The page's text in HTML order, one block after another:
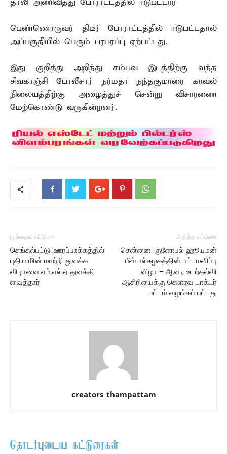
தாலி அணிவித்து போராட்டத்தில் ஈடுபட்டார்
பெண்ணொருவர் திடீர் போராட்டத்தில் ஈடுபட்டதால்
அப்பகுதியில் பெரும் பரபரப்பு ஏற்பட்டது.
இது குறித்து அறிந்து சம்பவ இடத்திற்கு வந்த
சிவகாஞ்சி போலீசார் நர்மதா நந்தகுமாரை காவல்
நிலையத்திற்கு அழைத்துச் சென்று விசாரணை
மேற்கொண்டு வருகின்றனர்.
முந்தைய கட்டுரை
செங்கல்பட்டு: ஊரப்பாக்கத்தில்
புதிய மின் மாற்றி துவக்க
விழாவை எம்.எல்.ஏ துவக்கி
வைத்தார்
அடுத்த கட்டுரை
சென்னை: குளோபல் ஹூயுமன்
பீஸ் பல்கழகத்தின் பட்டமளிப்பு
விழா – ஆவடி உடற்கல்வி
ஆசிரியைக்கு கௌரவ டாக்டர்
பட்டம் வழங்கப் பட்டது
creators_thampattam
தொடர்புடைய கட்டுரைகள்